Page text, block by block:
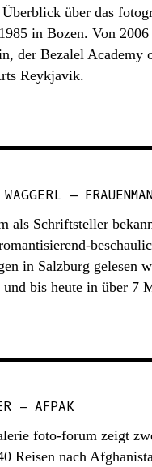
Überblick über das
in Bozen. Von
der Bezalel Academy
Reykjavik.
–
als Schriftsteller
in Salzburg gelesen
bis heute in über 7
– AFPAK
foto-forum zeigt
Reisen nach